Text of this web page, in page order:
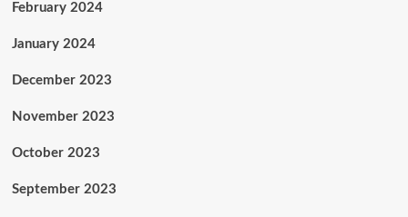
February 2024
January 2024
December 2023
November 2023
October 2023
September 2023